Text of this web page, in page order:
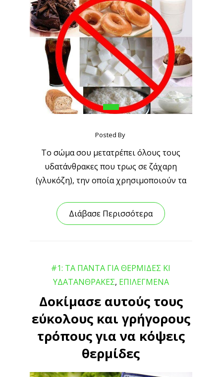
Posted By
Το σώμα σου μετατρέπει όλους τους
υδατάνθρακες που τρως σε ζάχαρη
(γλυκόζη), την οποία χρησιμοποιούν τα
Διάβασε Περισσότερα
#1: ΤΑ ΠΑΝΤΑ ΓΙΑ ΘΕΡΜΙΔΕΣ ΚΙ
ΥΔΑΤΑΝΘΡΑΚΕΣ, ΕΠΙΛΕΓΜΕΝΑ
Δοκίμασε αυτούς τους
εύκολους και γρήγορους
τρόπους για να κόψεις
θερμίδες
POWERED BY